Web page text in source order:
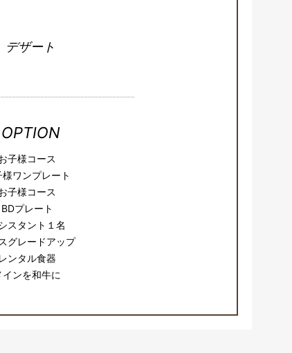
デザート
OPTION
子様コース
様ワンプレート
子様コース
BDプレート
スタント１名
グレードアップ
ンタル食器
インを和牛に